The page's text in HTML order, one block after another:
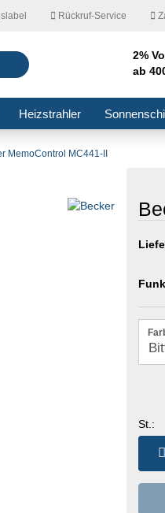
Rückruf-Service
Lieferland
Suche...
2%
ab
Heizstrahler
MemoControl MC441-II
St.: